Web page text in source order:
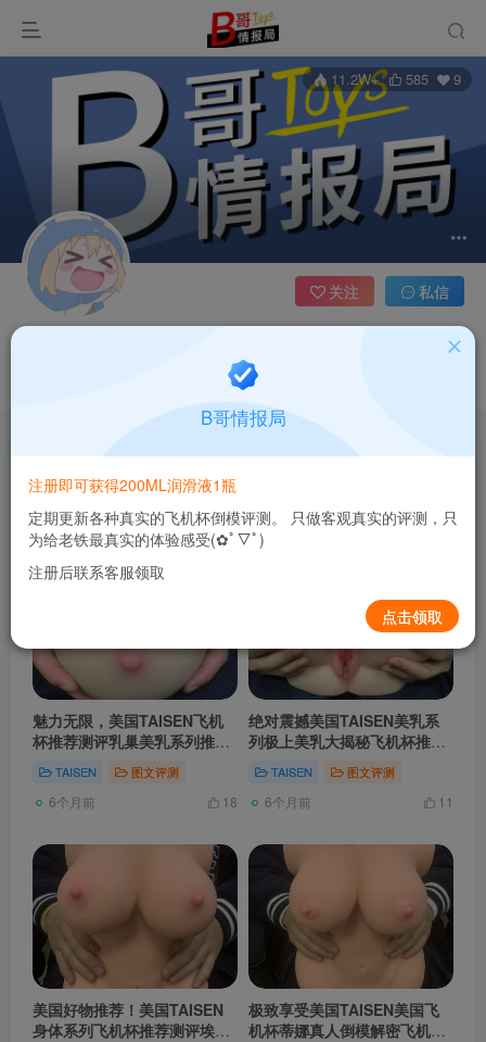
11.2W+ 585 9
关注 私信
收藏0 评论2 社区0 帖子60 9
发布 56 排序
魅力无限，美国TAISEN飞机
杯推荐测评乳巢美乳系列推荐
揭秘！TAISEN 图文评测
6个月前 18
绝对震撼美国TAISEN美乳系
列极上美乳大揭秘飞机杯推荐
飞机杯测评
TAISEN 图文评测
6个月前 11
美国好物推荐！美国TAISEN
身体系列飞机杯推荐测评埃菲
极致享受美国TAISEN美国飞
机杯蒂娜真人倒模解密飞机杯
B哥情报局
注册即可获得200ML润滑液1瓶
定期更新各种真实的飞机杯倒模评测。 只做客观真实的评测，只
为给老铁最真实的体验感受(✿ﾟ▽ﾟ)
注册后联系客服领取
点击领取